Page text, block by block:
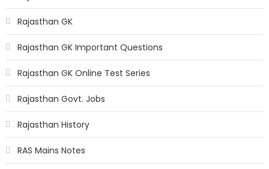
Rajasthan GK
Rajasthan GK Important Questions
Rajasthan GK Online Test Series
Rajasthan Govt. Jobs
Rajasthan History
RAS Mains Notes